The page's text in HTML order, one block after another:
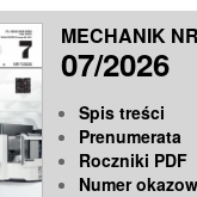
MECHANIK NR
07/2026
Spis treści
Prenumerata
Roczniki PDF
Numer